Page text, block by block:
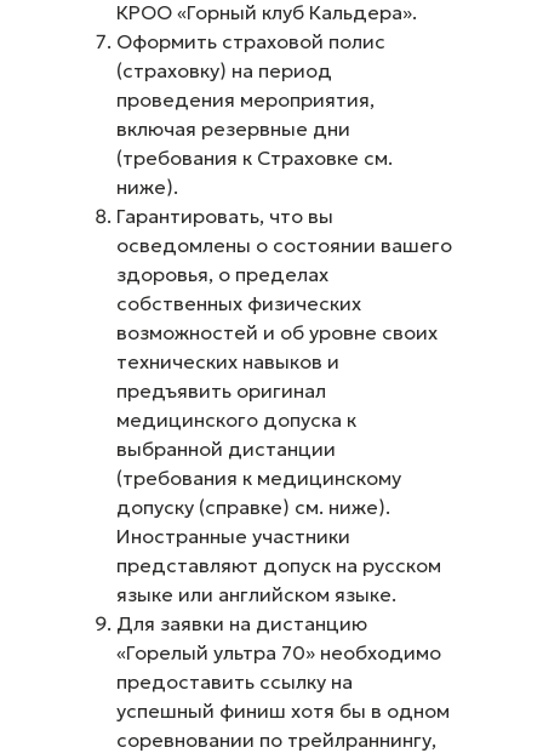
КРОО «Горный клуб Кальдера».
Оформить страховой полис
(страховку) на период
проведения мероприятия,
включая резервные дни
(требования к Страховке см.
ниже).
Гарантировать, что вы
осведомлены о состоянии вашего
здоровья, о пределах
собственных физических
возможностей и об уровне своих
технических навыков и
предъявить оригинал
медицинского допуска к
выбранной дистанции
(требования к медицинскому
допуску (справке) см. ниже).
Иностранные участники
представляют допуск на русском
языке или английском языке.
Для заявки на дистанцию
«Горелый ультра 70» необходимо
предоставить ссылку на
успешный финиш хотя бы в одном
соревновании по трейлраннингу,